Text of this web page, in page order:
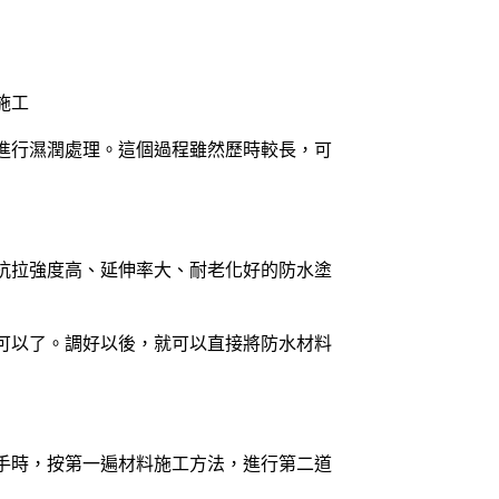
工
濕潤處理。這個過程雖然歷時較長，可
強度高、延伸率大、耐老化好的防水塗
以了。調好以後，就可以直接將防水材料
，按第一遍材料施工方法，進行第二道